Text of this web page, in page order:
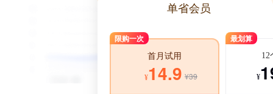
单省会员
限购一次
首月试用
¥14.9 ¥39
最划算
12
¥